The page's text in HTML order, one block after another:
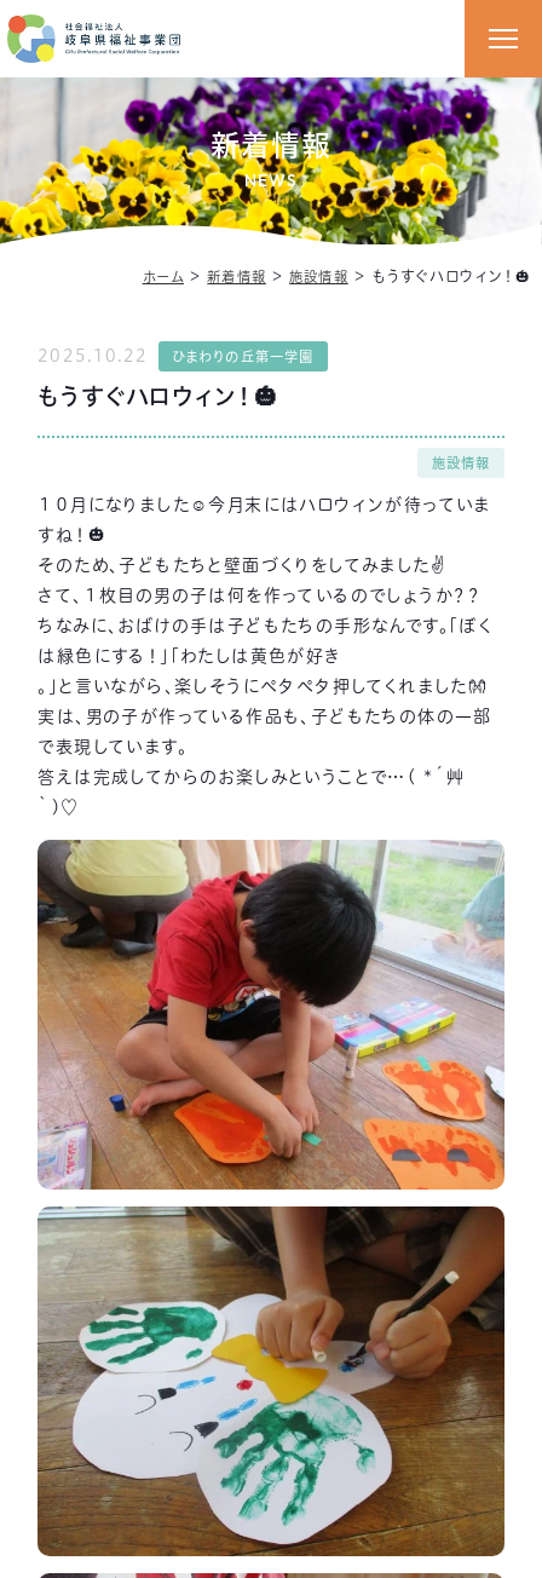
新着情報
NEWS
ホーム ＞新着情報 ＞施設情報 ＞ もうすぐハロウィン！🎃
2025.10.22 ひまわりの丘第一学園
もうすぐハロウィン！🎃
施設情報
１０月になりました☺今月末にはハロウィンが待っていま
すね！🎃
そのため、子どもたちと壁面づくりをしてみました✌
さて、１枚目の男の子は何を作っているのでしょうか？？
ちなみに、おばけの手は子どもたちの手形なんです。「ぼく
は緑色にする！」「わたしは黄色が好き
。」と言いながら、楽しそうにペタペタ押してくれました👐
実は、男の子が作っている作品も、子どもたちの体の一部
で表現しています。
答えは完成してからのお楽しみということで…( *´艸
｀)♡